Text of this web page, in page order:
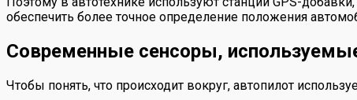
обеспечить более точное определение положения
Современные сенсоры,
Чтобы понять, что происходит вокруг, автопилот